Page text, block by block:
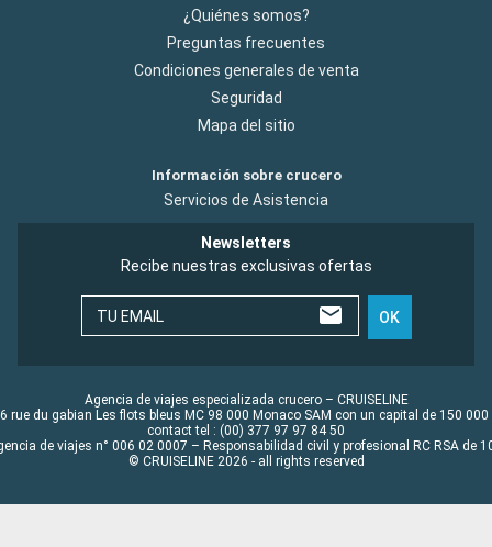
¿Quiénes somos?
Preguntas frecuentes
Condiciones generales de venta
Seguridad
Mapa del sitio
Información sobre crucero
Servicios de Asistencia
Newsletters
Recibe nuestras exclusivas ofertas
TU EMAIL OK
Agencia de viajes especializada crucero – CRUISELINE
rue du gabian Les flots bleus MC 98 000 Monaco SAM con un capital de 150 000
contact tel : (00) 377 97 97 84 50
de viajes n° 006 02 0007 – Responsabilidad civil y profesional RC RSA de
© CRUISELINE 2026 - all rights reserved